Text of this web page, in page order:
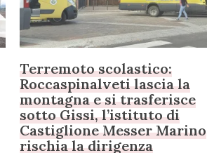
Terremoto scolastico:
Roccaspinalveti lascia la
montagna e si trasferisce
sotto Gissi, l’istituto di
Castiglione Messer Marino
rischia la dirigenza